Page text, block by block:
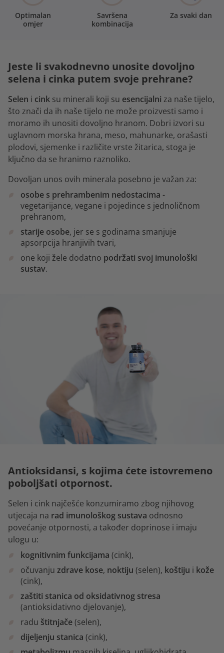
Optimalan
omjer
Savršena
kombinacija
Za svaki dan
Jeste li svakodnevno unosite dovoljno
selena i cinka putem svoje prehrane?
Selen i cink su minerali koji su esencijalni za naše tijelo,
što znači da ih naše tijelo ne može proizvesti samo i
moramo ih unositi dovoljno hranom. Dobri izvori su
uglavnom morska hrana, meso, mahunarke, orašasti
plodovi, sjemenke i različite vrste žitarica, stoga je
ključno da se hranimo raznoliko.
Dovoljan unos ovih minerala posebno je važan za:
osobe s prehrambenim nedostacima -
vegetarijance, vegane i pojedince s jednoličnom
prehranom,
starije osobe, jer se s godinama smanjuje
apsorpcija hranjivih tvari,
one koji žele dodatno podržati svoj imunološki
sustav.
Antioksidansi, s kojima ćete istovremeno
poboljšati otpornost.
Selen i cink najčešće konzumiramo zbog njihovog
utjecaja na rad imunološkog sustava odnosno
povećanje otpornosti, a također doprinose i imaju
ulogu u:
kognitivnim funkcijama (cink),
očuvanju zdrave kose, noktiju (selen), koštiju i kože
(cink),
zaštiti stanica od oksidativnog stresa
(antioksidativno djelovanje),
radu štitnjače(selen),
dijeljenju stanica (cink),